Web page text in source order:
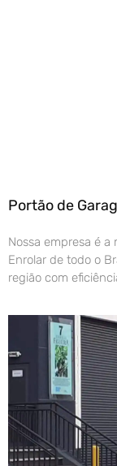
Portão de
Nossa empresa é
Enrolar de todo o
região com